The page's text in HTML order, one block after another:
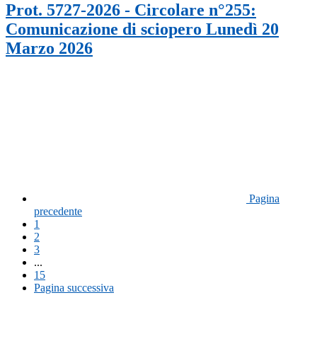
Prot. 5727-2026 - Circolare n°255:
Comunicazione di sciopero Lunedì 20
Marzo 2026
Pagina
precedente
1
2
3
...
15
Pagina successiva